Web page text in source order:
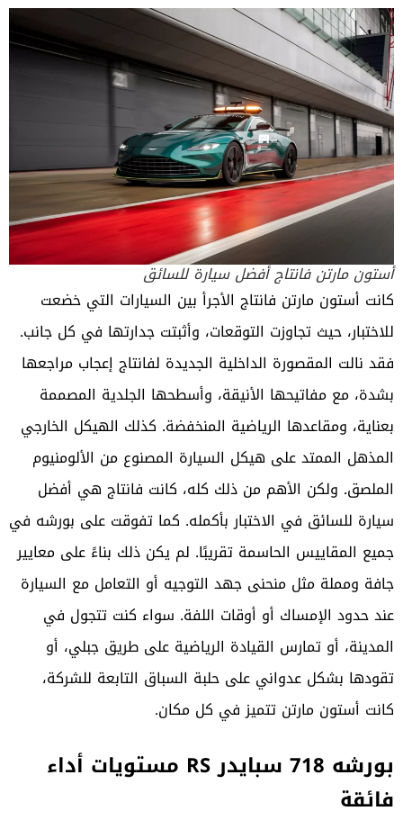
أستون مارتن فانتاج أفضل سيارة للسائق
كانت أستون مارتن فانتاج الأجرأ بين السيارات التي خضعت
للاختبار، حيث تجاوزت التوقعات، وأثبتت جدارتها في كل جانب.
فقد نالت المقصورة الداخلية الجديدة لفانتاج إعجاب مراجعها
بشدة، مع مفاتيحها الأنيقة، وأسطحها الجلدية المصممة
بعناية، ومقاعدها الرياضية المنخفضة. كذلك الهيكل الخارجي
المذهل الممتد على هيكل السيارة المصنوع من الألومنيوم
الملصق. ولكن الأهم من ذلك كله، كانت فانتاج هي أفضل
سيارة للسائق في الاختبار بأكمله. كما تفوقت على بورشه في
جميع المقاييس الحاسمة تقريبًا. لم يكن ذلك بناءً على معايير
جافة ومملة مثل منحنى جهد التوجيه أو التعامل مع السيارة
عند حدود الإمساك أو أوقات اللفة. سواء كنت تتجول في
المدينة، أو تمارس القيادة الرياضية على طريق جبلي، أو
تقودها بشكل عدواني على حلبة السباق التابعة للشركة،
كانت أستون مارتن تتميز في كل مكان.
بورشه 718 سبايدر RS مستويات أداء
فائقة